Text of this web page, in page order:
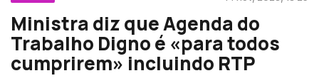
Ministra diz que Agenda do
Trabalho Digno é «para todos
cumprirem» incluindo RTP